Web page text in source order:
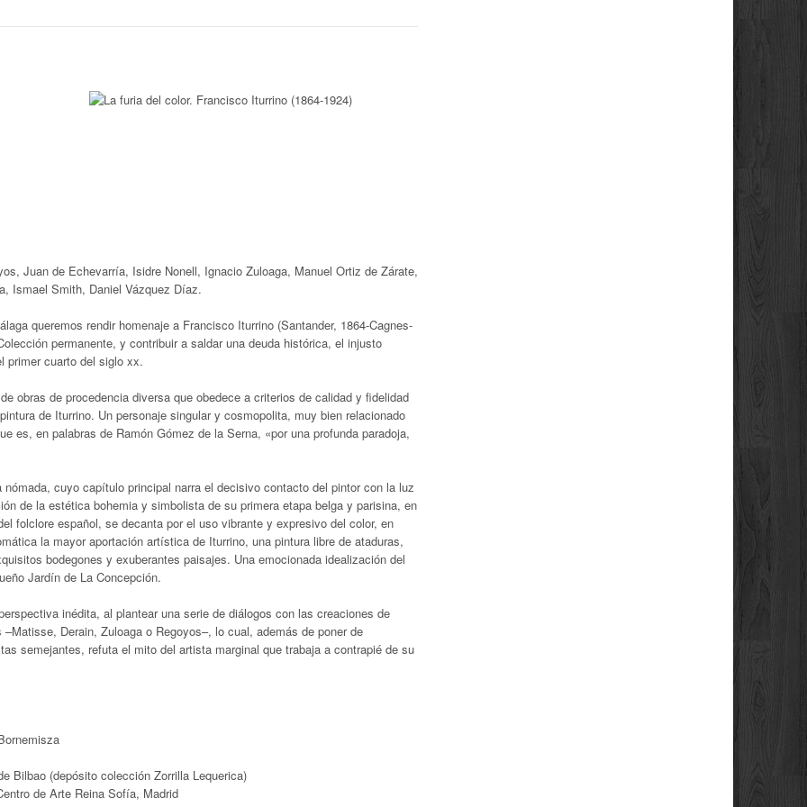
Juan de Echevarría, Isidre Nonell, Ignacio Zuloaga, Manuel Ortiz de Zárate,
Ismael Smith, Daniel Vázquez Díaz.
queremos rendir homenaje a Francisco Iturrino (Santander, 1864-Cagnes-
permanente, y contribuir a saldar una deuda histórica, el injusto
primer cuarto del siglo xx.
obras de procedencia diversa que obedece a criterios de calidad y fidelidad
de Iturrino. Un personaje singular y cosmopolita, muy bien relacionado
es, en palabras de Ramón Gómez de la Serna, «por una profunda paradoja,
cuyo capítulo principal narra el decisivo contacto del pintor con la luz
de la estética bohemia y simbolista de su primera etapa belga y parisina, en
folclore español, se decanta por el uso vibrante y expresivo del color, en
la mayor aportación artística de Iturrino, una pintura libre de ataduras,
bodegones y exuberantes paisajes. Una emocionada idealización del
Jardín de La Concepción.
inédita, al plantear una serie de diálogos con las creaciones de
Derain, Zuloaga o Regoyos–, lo cual, además de poner de
semejantes, refuta el mito del artista marginal que trabaja a contrapié de su
Bilbao (depósito colección Zorrilla Lequerica)
de Arte Reina Sofía, Madrid